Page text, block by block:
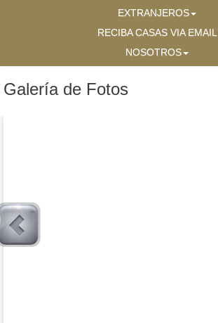
EXTRANJEROS
RECIBA CASAS VIA EMAIL
NOSOTROS
Galería de Fotos